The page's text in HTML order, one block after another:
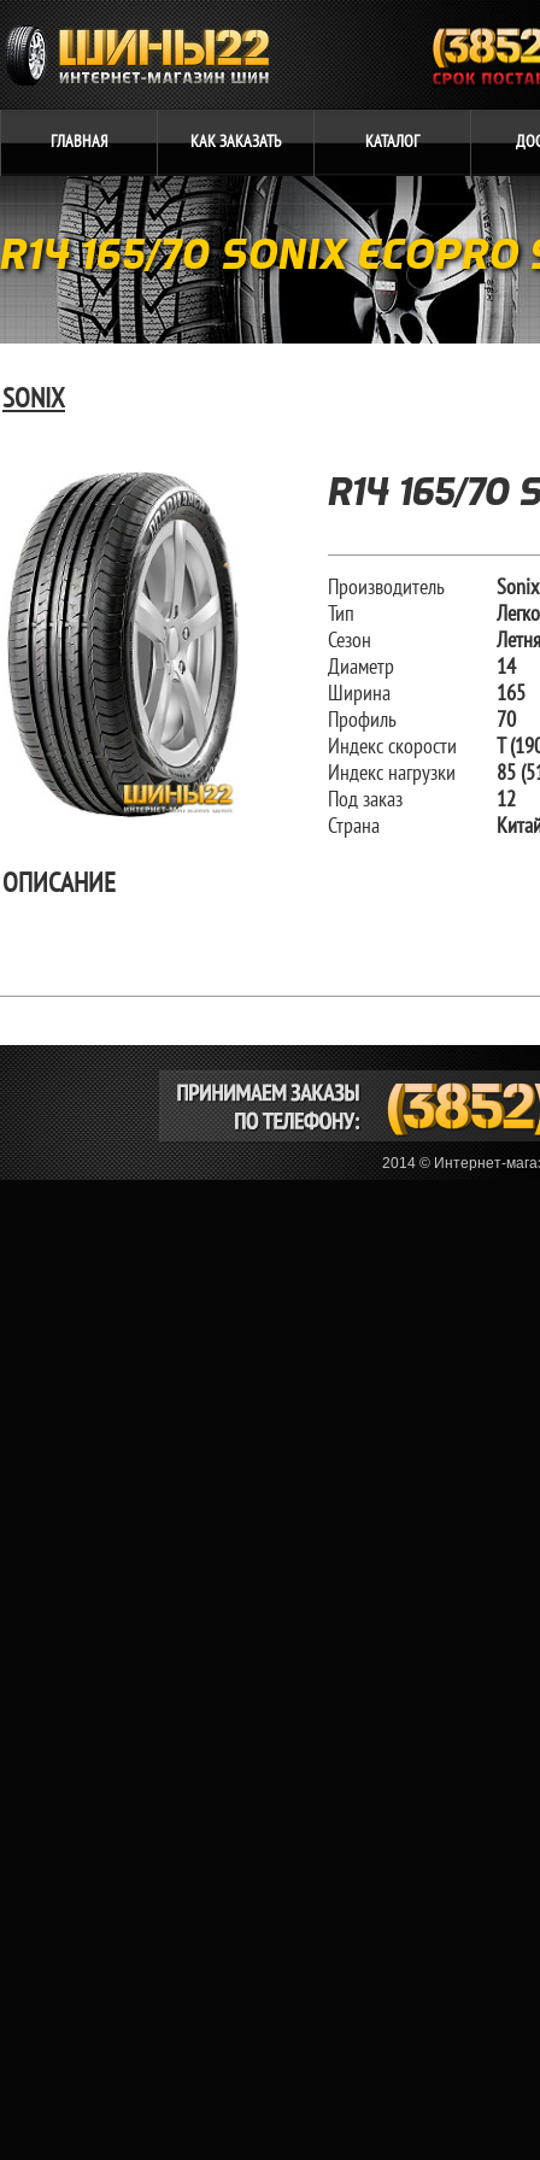
ГЛАВНАЯ КАКЗАКАЗАТЬ КАТАЛОГ
R14 165/70 SONIX ECOPRO
SONIX
R14 165/70
Производитель
Sonix
Тип
Сезон
Диаметр
14
Ширина
165
Профиль
70
Индекс скорости
T
Индекс нагрузки
85
Под заказ
12
Страна
ОПИСАНИЕ
2014 © Интернет-